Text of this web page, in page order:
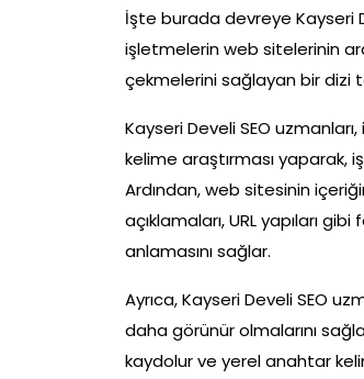
İşte burada devreye Kayseri
işletmelerin web sitelerinin
çekmelerini sağlayan bir dizi
Kayseri Develi SEO
kelime araştırması
Ardından, web sitesinin
açıklamaları, URL yapıları
anlamasını sağlar.
Ayrıca, Kayseri Develi SEO
daha görünür olmalarını
kaydolur ve yerel anahtar